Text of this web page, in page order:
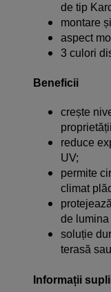
de tip
montare
aspect
3 culori
Beneficii
crește
reduce
UV;
permite
climat
de
soluție
terasă
Informații